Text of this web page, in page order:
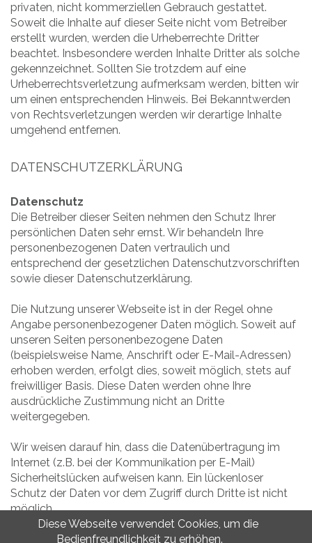
privaten, nicht kommerziellen Gebrauch gestattet.
Soweit die Inhalte auf dieser Seite nicht vom Betreiber
erstellt wurden, werden die Urheberrechte Dritter
beachtet. Insbesondere werden Inhalte Dritter als solche
gekennzeichnet. Sollten Sie trotzdem auf eine
Urheberrechtsverletzung aufmerksam werden, bitten wir
um einen entsprechenden Hinweis. Bei Bekanntwerden
von Rechtsverletzungen werden wir derartige Inhalte
umgehend entfernen.
DATENSCHUTZERKLÄRUNG
Datenschutz
Die Betreiber dieser Seiten nehmen den Schutz Ihrer
persönlichen Daten sehr ernst. Wir behandeln Ihre
personenbezogenen Daten vertraulich und
entsprechend der gesetzlichen Datenschutzvorschriften
sowie dieser Datenschutzerklärung.
Die Nutzung unserer Webseite ist in der Regel ohne
Angabe personenbezogener Daten möglich. Soweit auf
unseren Seiten personenbezogene Daten
(beispielsweise Name, Anschrift oder E-Mail-Adressen)
erhoben werden, erfolgt dies, soweit möglich, stets auf
freiwilliger Basis. Diese Daten werden ohne Ihre
ausdrückliche Zustimmung nicht an Dritte
weitergegeben.
Wir weisen darauf hin, dass die Datenübertragung im
Internet (z.B. bei der Kommunikation per E-Mail)
Sicherheitslücken aufweisen kann. Ein lückenloser
Schutz der Daten vor dem Zugriff durch Dritte ist nicht
möglich.
Diese Webseite verwendet Cookies, um die
Bedienfreundlichkeit zu erhöhen.